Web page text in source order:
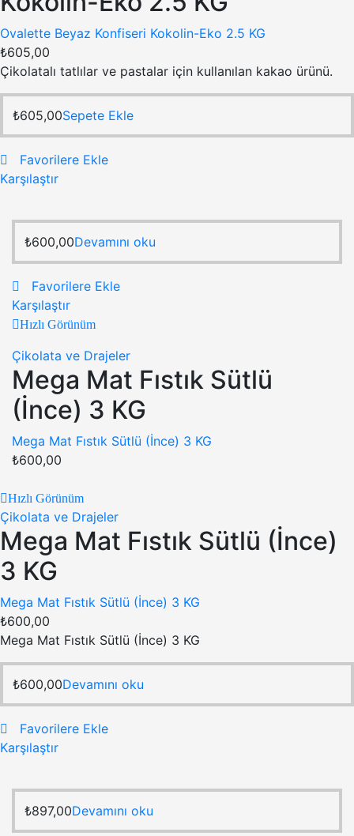
Ovalette Beyaz Konfiseri Kokolin-Eko 2.5 KG
₺605,00
Çikolatalı tatlılar ve pastalar için kullanılan kakao ürünü.
₺605,00Sepete Ekle
Favorilere Ekle
Karşılaştır
₺600,00Devamını oku
Favorilere Ekle
Karşılaştır
Hızlı Görünüm
Çikolata ve Drajeler
Mega Mat Fıstık Sütlü
(İnce) 3 KG
Mega Mat Fıstık Sütlü (İnce) 3 KG
₺600,00
Hızlı Görünüm
Çikolata ve Drajeler
Mega Mat Fıstık Sütlü (İnce)
3 KG
Mega Mat Fıstık Sütlü (İnce) 3 KG
₺600,00
Mega Mat Fıstık Sütlü (İnce) 3 KG
₺600,00Devamını oku
Favorilere Ekle
Karşılaştır
₺897,00Devamını oku